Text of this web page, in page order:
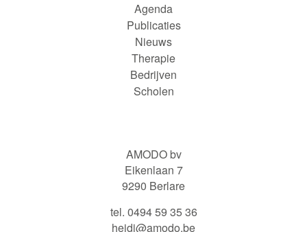
Agenda
Publicaties
Nieuws
Therapie
Bedrijven
Scholen
AMODO bv
Eikenlaan 7
9290 Berlare
tel. 0494 59 35 36
heidi@amodo.be